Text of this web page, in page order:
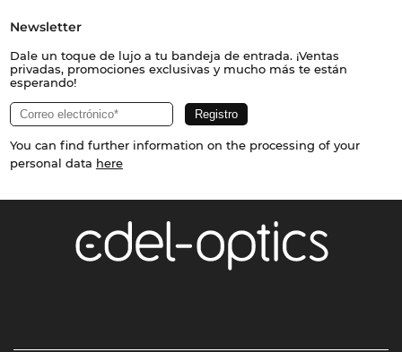
Newsletter
Dale un toque de lujo a tu bandeja de entrada. ¡Ventas
privadas, promociones exclusivas y mucho más te están
esperando!
You can find further information on the processing of your
personal data here